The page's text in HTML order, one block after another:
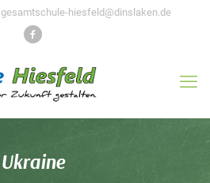
gesamtschule-hiesfeld@dinslaken.de
Ukraine